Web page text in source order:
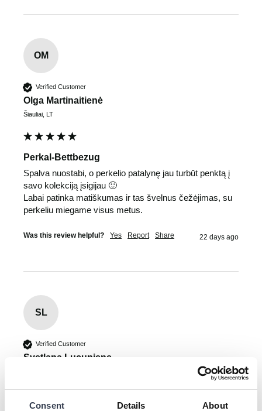
Consent Details About
OM
Verified Customer
Olga Martinaitienė
Šiauliai, LT
Perkal-Bettbezug
Spalva nuostabi, o perkelio patalynę jau turbūt penktą į
savo kolekciją įsigijau 🙂
Labai patinka matiškumas ir tas švelnus čežėjimas, su
perkeliu miegame visus metus.
Was this review helpful? Yes Report Share 22 days ago
SL
Verified Customer
Svetlana Lucuniene